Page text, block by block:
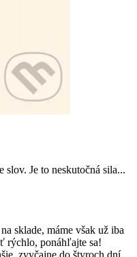
slov. Je to neskutočná sila...
sklade, máme však už iba
rýchlo, ponáhľajte sa!